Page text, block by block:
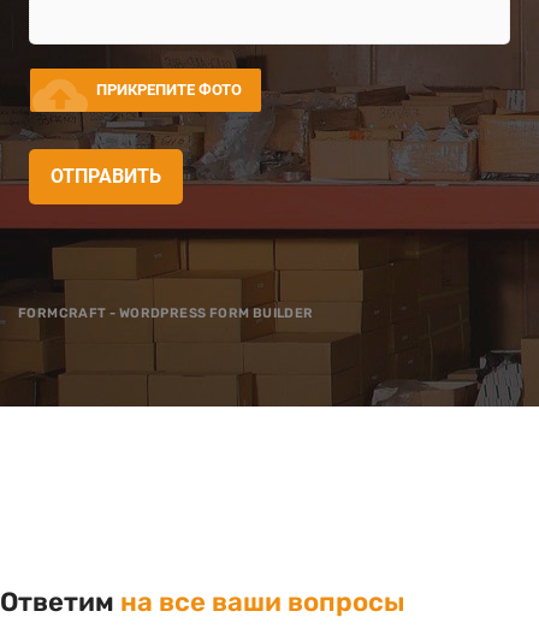
cloud_upload ПРИКРЕПИТЕ ФОТО
ОТПРАВИТЬ
FORMCRAFT - WORDPRESS FORM BUILDER
Ответим на все ваши вопросы